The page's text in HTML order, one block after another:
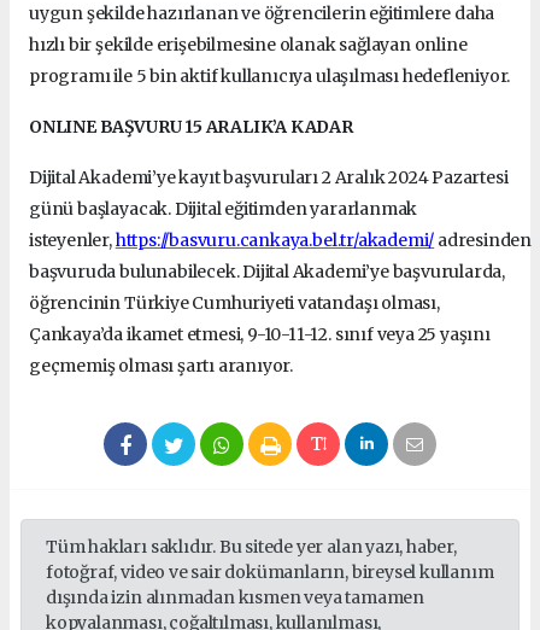
uygun şekilde hazırlanan ve öğrencilerin eğitimlere daha
hızlı bir şekilde erişebilmesine olanak sağlayan online
programı ile 5 bin aktif kullanıcıya ulaşılması hedefleniyor.
ONLINE BAŞVURU 15 ARALIK’A KADAR
Dijital Akademi’ye kayıt başvuruları 2 Aralık 2024 Pazartesi
günü başlayacak. Dijital eğitimden yararlanmak
isteyenler,https://basvuru.cankaya.bel.tr/akademi/ adresinden
başvuruda bulunabilecek.Dijital Akademi’ye başvurularda,
öğrencinin Türkiye Cumhuriyeti vatandaşı olması,
Çankaya’da ikamet etmesi, 9-10-11-12. sınıf veya 25 yaşını
geçmemiş olması şartı aranıyor.
Tüm hakları saklıdır. Bu sitede yer alan yazı, haber,
fotoğraf, video ve sair dokümanların, bireysel kullanım
dışında izin alınmadan kısmen veya tamamen
kopyalanması, çoğaltılması, kullanılması,